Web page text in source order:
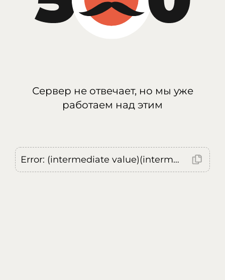
Сервер не отвечает, но мы уже
работаем над этим
Error: (intermediate value)(intermediate value)(intermediate value).replaceAll is not a function